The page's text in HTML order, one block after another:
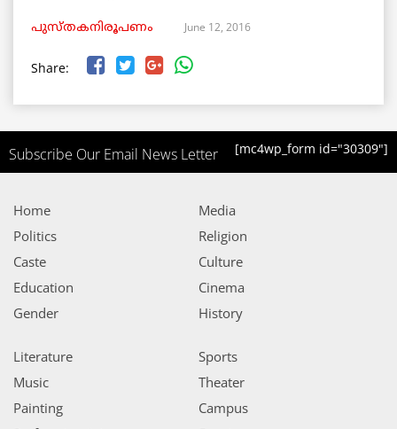
പുസ്തകനിരൂപണം June 12, 2016
Share:
Subscribe Our Email News Letter [mc4wp_form id="30309"]
Home
Politics
Caste
Education
Gender
Media
Religion
Culture
Cinema
History
Literature
Music
Painting
Sports
Theater
Campus